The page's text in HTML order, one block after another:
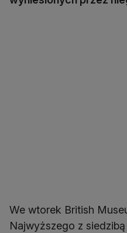
We wtorek British
Najwyższego z